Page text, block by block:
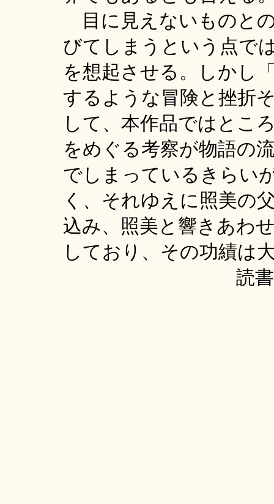
目に見えないものと
びてしまうという点で
を想起させる。しかし
するような冒険と挫折
して、本作品ではとこ
をめぐる考察が物語の
でしまっているきらい
く、それゆえに照美の
込み、照美と響きあわ
しており、その功績は
読